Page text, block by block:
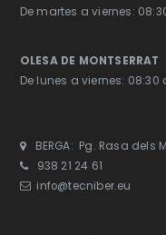
De martes a viernes:
OLESA DE MONTSERRAT
De lunes a viernes: 08:30
BERGA: Pg. Rasa dels
938 21 24 61
info@tecniber.eu